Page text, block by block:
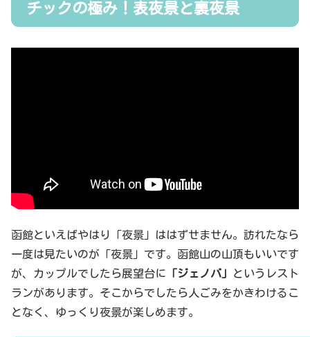
チックの極み！表夜景と裏夜景
函館といえばやはり「夜景」ははずせません。訪れたなら
一度は見たいのが「夜景」です。函館山の山頂もいいです
が、カップルでしたら展望台に 「ジェノバ」
というレスト
ランがあります。そこからでしたら人ごみをかきわけるこ
となく、ゆっくり夜景が楽しめます。